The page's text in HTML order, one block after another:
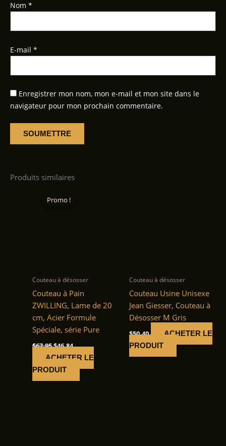
Nom *
E-mail *
Enregistrer mon nom, mon e-mail et mon site dans le
navigateur pour mon prochain commentaire.
Produits similaires
Promo !
Promo !
Couteau à désosser
Couteau à Pain
ZWILLING, Lame de 20
cm, Acier Formule
Spéciale, série Pure
$67.95Le
initial
était :
$46.84Le
actuel
est :
ACHETER LE
PRODUIT
Couteau à désosser
Couteau Usine Unisexe
Jean Giesser, Couteau à
Désosser M Gris
$50.40
ACHETER LE
PRODUIT